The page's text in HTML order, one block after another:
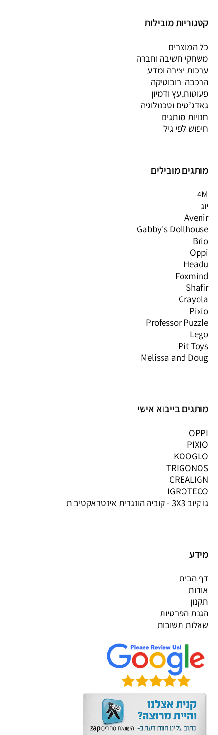
קטגוריות מובילות
כל המוצרים
משחקי חשיבה וחברה
ערכות יצירה ומדע
הרכבה ורובוטיקה
פעוטות,עץ ודמיון
גאדג’טים וטכנולוגיה
חנויות מותגים
חיפוש לפי גיל
מותגים מובילים
4M
יוגי
Avenir
Gabby's Dollhouse
Brio
Oppi
Headu
Foxmind
Shafir
Crayola
Pixio
Professor Puzzle
Lego
Pit Toys
Melissa and Doug
מותגים בייבוא אישי
OPPI
PIXIO
KOOGLO
TRIGONOS
CREALIGN
IGROTECO
גו קיוב 3X3 - קוביה הונגרית אינטראקטיבית
מידע
דף הבית
אודות
תקנון
הגנת הפרטיות
שאלות תשובות